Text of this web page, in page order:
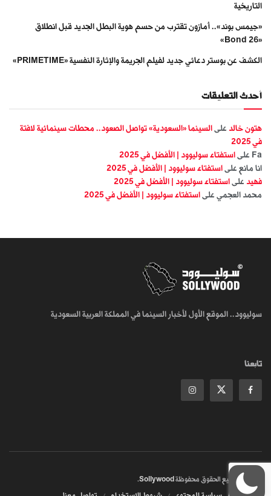
التاريخية
«جيمس بوند».. أمازون تقترب من حسم هوية البطل الجديد قبل انطلاق
«Bond 26»
الكشف عن بوستر دعائي جديد لفيلم الجريمة والإثارة النفسية «PRIMETIME»
أحدث التعليقات
هتون خالد على السينما «السعودية» تواصل الصعود.. محطات سينمائية لافتة
في 2025
Fa على استفتاء سوليوود | الأفضل في 2025
انا مانع على استفتاء سوليوود | الأفضل في 2025
فهيد على استفتاء سوليوود | الأفضل في 2025
محمد العجمي على استفتاء سوليوود | الأفضل في 2025
سوليوود.. الموقع الأول لأخبار السينما في المملكة العربية السعودية
تابعنا
جميع الحقوق محفوظة Sollywood
.